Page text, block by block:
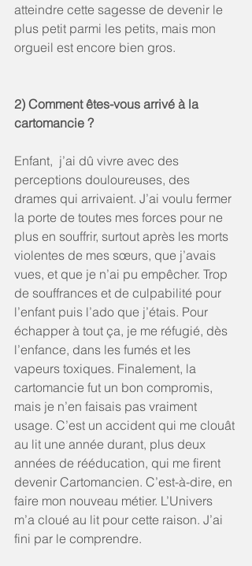
atteindre cette sagesse de devenir le
plus petit parmi les petits, mais mon
orgueil est encore bien gros.
2) Comment êtes-vous arrivé à la
cartomancie ?
Enfant,  j’ai dû vivre avec des
perceptions douloureuses, des
drames qui arrivaient. J’ai voulu fermer
la porte de toutes mes forces pour ne
plus en souffrir, surtout après les morts
violentes de mes sœurs, que j’avais
vues, et que je n’ai pu empêcher. Trop
de souffrances et de culpabilité pour
l’enfant puis l’ado que j’étais. Pour
échapper à tout ça, je me réfugié, dès
l’enfance, dans les fumés et les
vapeurs toxiques. Finalement, la
cartomancie fut un bon compromis,
mais je n’en faisais pas vraiment
usage. C’est un accident qui me clouât
au lit une année durant, plus deux
années de rééducation, qui me firent
devenir Cartomancien. C’est-à-dire, en
faire mon nouveau métier. L’Univers
m’a cloué au lit pour cette raison. J’ai
fini par le comprendre.